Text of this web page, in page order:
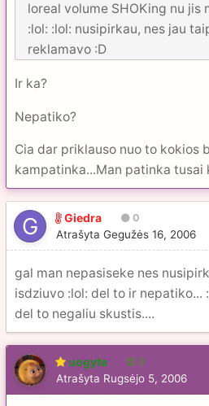
loreal volume SHOKing nu jis
:lol: :lol: nusipirkau, nes jau
reklamavo :D
Ir ka?
Nepatiko?
Cia dar priklauso nuo to kokios
kampatinka...Man patinka tusai
Giedra 0
Atrašyta Gegužės 16, 2006
gal man nepasiseke nes
isdziuvo :lol: del to ir nepatiko...
del to negaliu skustis....
uogyte 3
Atrašyta Rugsėjo 5, 2006